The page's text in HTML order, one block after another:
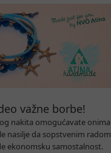
važne borbe!
nakita omogućavate onima
nasilje da sopstvenim radom
ekonomsku samostalnost.